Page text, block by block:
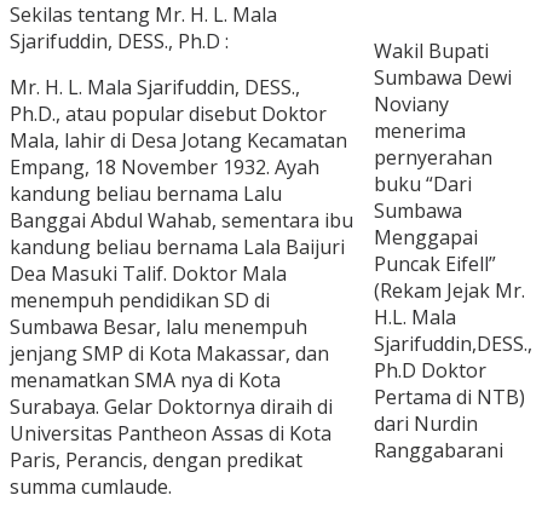
Wakil Bupati
Sumbawa Dewi
Noviany
menerima
pernyerahan
buku “Dari
Sumbawa
Menggapai
Puncak Eifell”
(Rekam Jejak Mr.
H.L. Mala
Sjarifuddin,DESS.,
Ph.D Doktor
Pertama di NTB)
dari Nurdin
Ranggabarani
Sekilas tentang Mr. H. L. Mala
Sjarifuddin, DESS., Ph.D :
Mr. H. L. Mala Sjarifuddin, DESS.,
Ph.D., atau popular disebut Doktor
Mala, lahir di Desa Jotang Kecamatan
Empang, 18 November 1932. Ayah
kandung beliau bernama Lalu
Banggai Abdul Wahab, sementara ibu
kandung beliau bernama Lala Baijuri
Dea Masuki Talif. Doktor Mala
menempuh pendidikan SD di
Sumbawa Besar, lalu menempuh
jenjang SMP di Kota Makassar, dan
menamatkan SMA nya di Kota
Surabaya. Gelar Doktornya diraih di
Universitas Pantheon Assas di Kota
Paris, Perancis, dengan predikat
summa cumlaude.